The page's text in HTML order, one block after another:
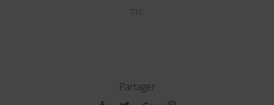
TTC
Partager